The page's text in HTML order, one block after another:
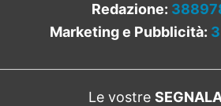
Redazione:
Marketing e Pubblicità:
Le vostre